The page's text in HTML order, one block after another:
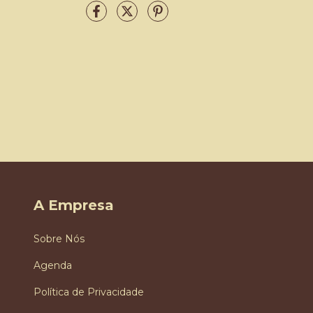
A Empresa
Sobre Nós
Agenda
Política de Privacidade